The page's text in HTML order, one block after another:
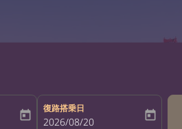
date-aria-label
today
復路搭乗日
fc-booking-return-date-aria-label
2026/08/20 today